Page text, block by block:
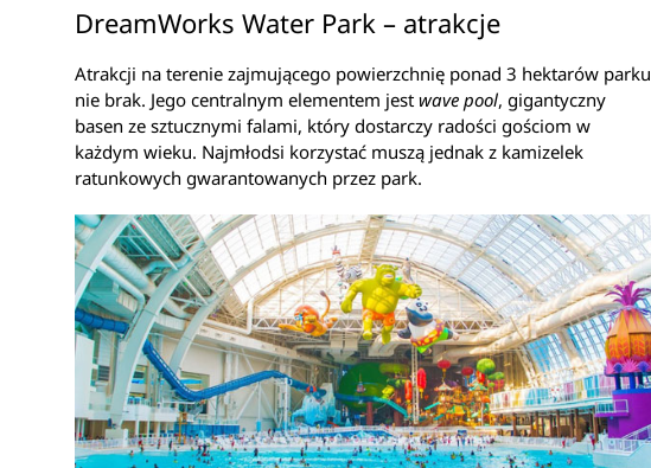
DreamWorks Water Park – atrakcje
Atrakcji na terenie zajmującego powierzchnię ponad 3 hektarów parku
nie brak. Jego centralnym elementem jest wave pool, gigantyczny
basen ze sztucznymi falami, który dostarczy radości gościom w
każdym wieku. Najmłodsi korzystać muszą jednak z kamizelek
ratunkowych gwarantowanych przez park.